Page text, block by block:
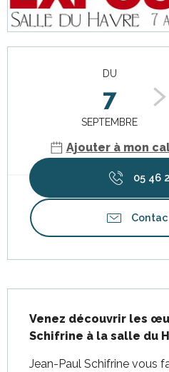
DU
7
SEPTEMBRE
Ajouter à mon
05 46
Venez découvrir les
Schifrine à la salle du
Jean-Paul Schifrine vous